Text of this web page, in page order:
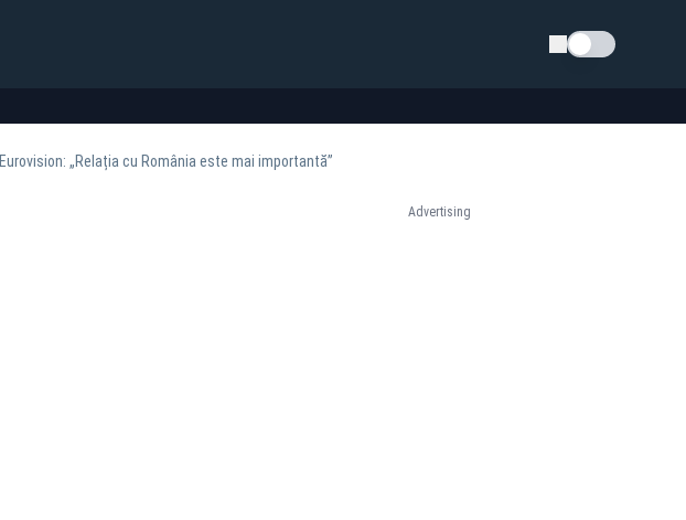
Schimba tema
„Relația cu România este mai importantă”
Advertising